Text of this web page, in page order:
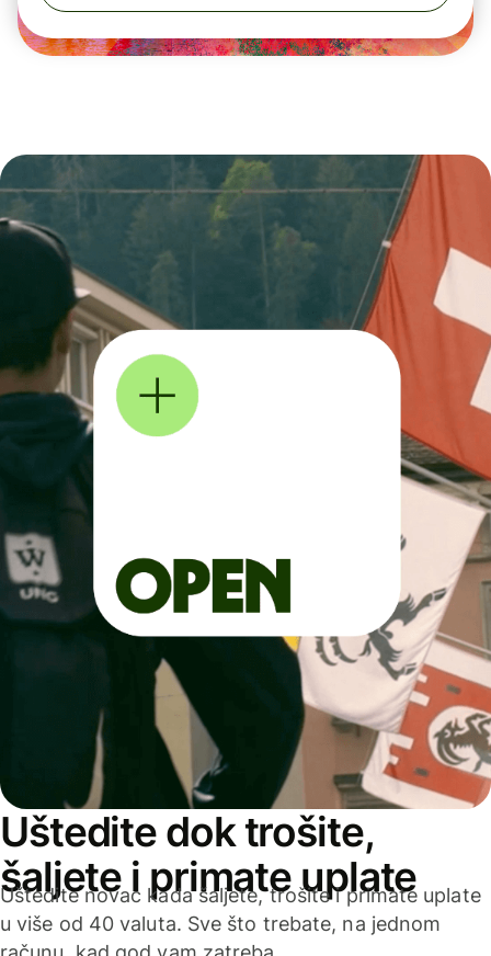
Uštedite dok trošite,
šaljete i primate uplate
Uštedite novac kada šaljete, trošite i primate uplate
u više od 40 valuta. Sve što trebate, na jednom